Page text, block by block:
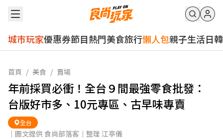
城市玩家優惠券節目熱門美食旅行懶人包親子生活日韓
首頁 / 美食 / 賣場
年前採買必衝！全台９間最強零食批發：
台版好市多、10元專區、古早味專賣
全台
｜圖文提供 食尚部落客｜整理 江亭儀